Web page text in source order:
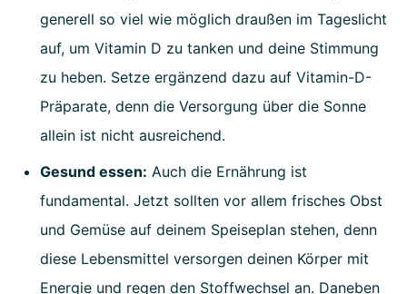
generell so viel wie möglich draußen im Tageslicht
auf, um Vitamin D zu tanken und deine Stimmung
zu heben. Setze ergänzend dazu auf Vitamin-D-
Präparate, denn die Versorgung über die Sonne
allein ist nicht ausreichend.
Gesund essen: Auch die Ernährung ist
fundamental. Jetzt sollten vor allem frisches Obst
und Gemüse auf deinem Speiseplan stehen, denn
diese Lebensmittel versorgen deinen Körper mit
Energie und regen den Stoffwechsel an. Daneben